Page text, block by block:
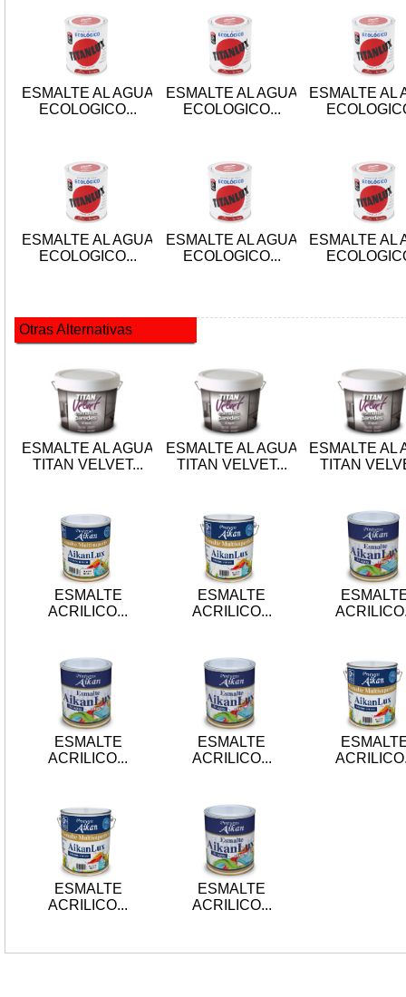
ESMALTE AL AGUA
ECOLOGICO...
ESMALTE AL AGUA
ECOLOGICO...
ESMALTE AL
ESMALTE AL AGUA
ECOLOGICO...
ESMALTE AL AGUA
ECOLOGICO...
ESMALTE AL
Otras Alternativas
ESMALTE AL AGUA
TITAN VELVET...
ESMALTE AL AGUA
TITAN VELVET...
ESMALTE AL
TITAN
ESMALTE
ACRILICO...
ESMALTE
ACRILICO...
ESMALTE
ACRILICO...
ESMALTE
ACRILICO...
ESMALTE
ACRILICO...
ESMALTE
ACRILICO...